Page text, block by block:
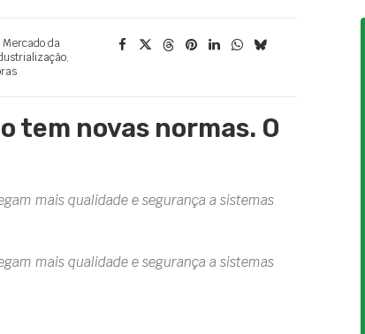
Mercado da
,
novas normas. O
mais qualidade e segurança a sistemas
mais qualidade e segurança a sistemas